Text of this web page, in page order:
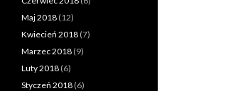
Maj 2018 (12)
Kwiecień 2018 (7)
Marzec 2018 (9)
Luty 2018 (6)
Styczeń 2018 (6)